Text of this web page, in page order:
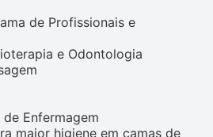
de Profissionais e
e Odontologia
Enfermagem
maior higiene em camas de